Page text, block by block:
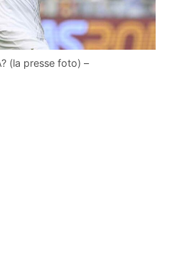
(la presse foto) –